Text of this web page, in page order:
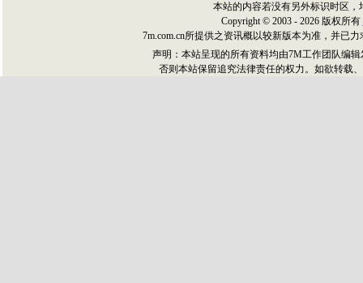
本站的内容若没有另外标识时区，
Copyright © 2003 - 2026 版权所有
7m.com.cn所提供之资讯概以较新版本为准，并已
声明：本站呈现的所有资料均由7M工作团队编
否则本站保留追究法律责任的权力。如欲转载